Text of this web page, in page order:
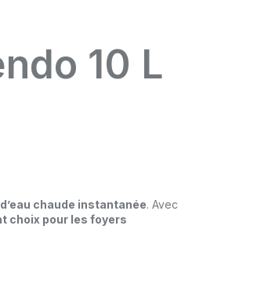
10 L
chaude instantanée. Avec
choix pour les foyers